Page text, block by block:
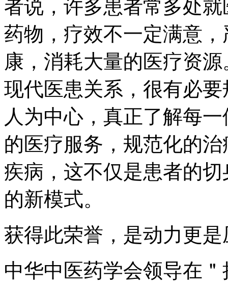
者说，许多患者常多处
药物，疗效不一定满意
康，消耗大量的医疗资
现代医患关系，很有必
人为中心，真正了解每
的医疗服务，规范化的
疾病，这不仅是患者的
的新模式。
获得此荣誉，是动力更是
中华中医药学会领导在